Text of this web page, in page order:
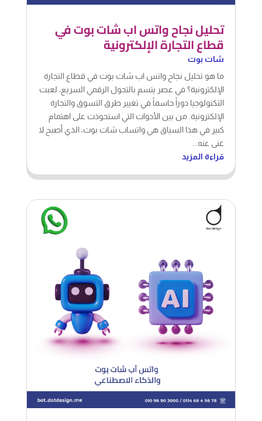
تحليل نجاح واتس اب شات بوت في
قطاع التجارة الإلكترونية
شات بوت
ما هو تحليل نجاح واتس اب شات بوت في قطاع التجارة
الإلكترونية؟ في عصر يتسم بالتحول الرقمي السريع، لعبت
التكنولوجيا دوراً حاسماً في تغيير طرق التسوق والتجارة
الإلكترونية. من بين الأدوات التي استحوذت على اهتمام
كبير في هذا السياق هي واتساب شات بوت، الذي أصبح لا
غنى عنه...
قراءة المزيد